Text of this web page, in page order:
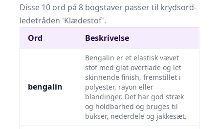
Disse 10 ord på 8 bogstaver passer til krydsord-
ledetråden 'Klædestof'.
Ord
Beskrivelse
bengalin
Bengalin er et elastisk vævet
stof med glat overflade og let
skinnende finish, fremstillet i
polyester, rayon eller
blandinger. Det har god stræk
og holdbarhed og bruges til
bukser, nederdele og jakkesæt.